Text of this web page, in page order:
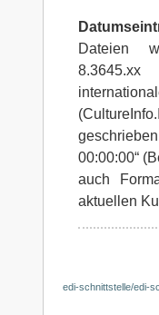
Dateien
00:00:00“
auch
aktuellen
edi-schnittstelle/edi-